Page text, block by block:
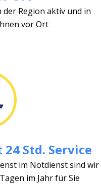
Region aktiv und in
vor Ort
Std. Service
im Notdienst sind wir
im Jahr für Sie